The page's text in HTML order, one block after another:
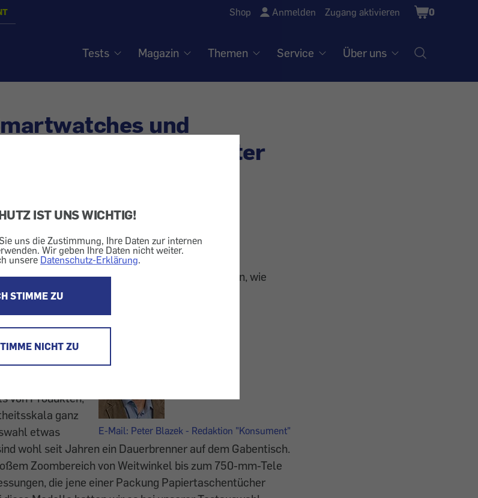
IST UNS WICHTIG!
uns die Zustimmung, Ihre Daten zur internen
Wir geben Ihre Daten nicht weiter.
unsere Datenschutz-Erklärung.
STIMME ZU
NICHT ZU
Shop Anmelden Zugang aktivieren
Shopping
Cart
0
Tests Magazin Themen Service Über uns
und
- Kommentar von Peter
Digitalkameras: Welche Geschenke, wo kaufen, wie
fordert von uns Konsumenten zahlreiche
KONSUMENT-Redakteur Peter Blazek.
E-Mail: Peter Blazek - Redaktion "Konsument"
Ausgabe wollen
von Produkten,
ganz
etwas
wohl seit Jahren ein Dauerbrenner auf dem Gabentisch.
Zoombereich von Weitwinkel bis zum 750-mm-Tele
die jene einer Packung Papiertaschentücher